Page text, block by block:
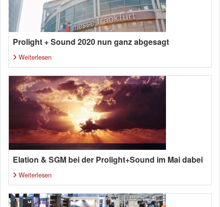
Prolight + Sound 2020 nun ganz abgesagt
Weiterlesen
Elation & SGM bei der Prolight+Sound im Mai dabei
Weiterlesen